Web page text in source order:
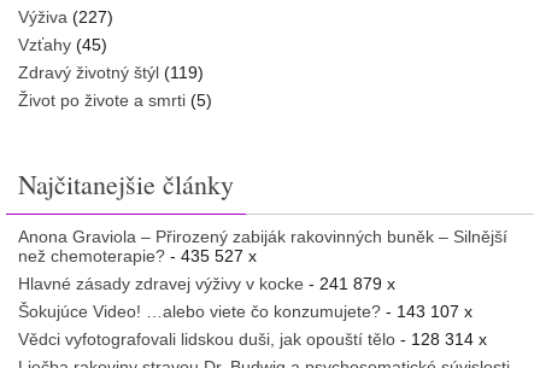
Výživa (227)
Vzťahy (45)
Zdravý životný štýl (119)
Život po živote a smrti (5)
Najčitanejšie články
Anona Graviola – Přirozený zabiják rakovinných buněk – Silnější
než chemoterapie? - 435 527 x
Hlavné zásady zdravej výživy v kocke - 241 879 x
Šokujúce Video! …alebo viete čo konzumujete? - 143 107 x
Vědci vyfotografovali lidskou duši, jak opouští tělo - 128 314 x